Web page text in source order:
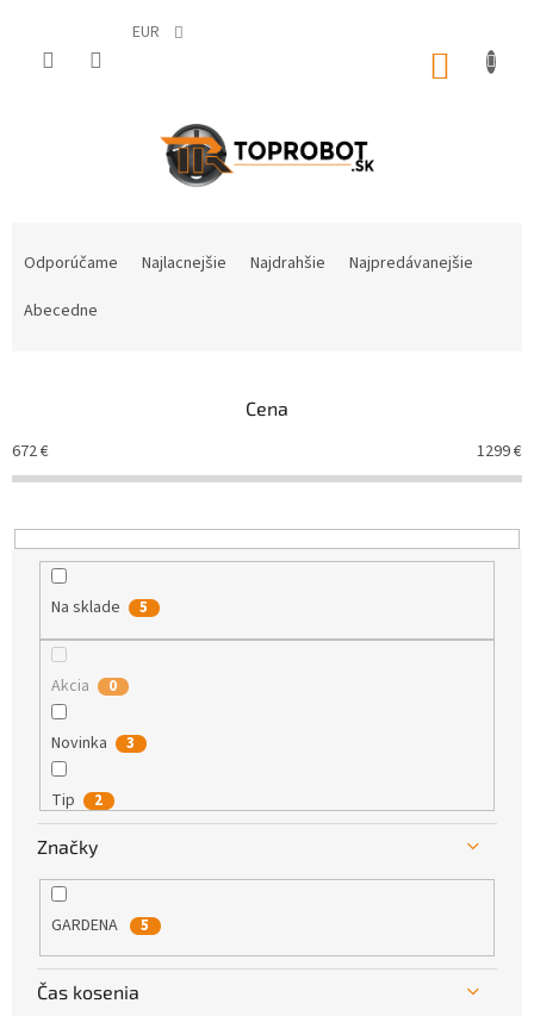
EUR
r
o
u
k
Odporúčame Najlacnejšie Najdrahšie
Najpredávanejšie
Abecedne
Cena
672€ 1299€
Na sklade 5
Akcia 0
Novinka 3
Tip 2
Značky
GARDENA 5
Čas kosenia